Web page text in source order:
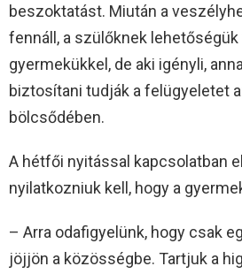
beszoktatást. Miután a
fennáll, a szülőknek
gyermekükkel, de aki igényli,
biztosítani tudják a felügyeletet
bölcsődében.
A hétfői nyitással kapcsolatban
nyilatkozniuk kell, hogy a
– Arra odafigyelünk, hogy csak
jöjjön a közösségbe. Tartjuk a